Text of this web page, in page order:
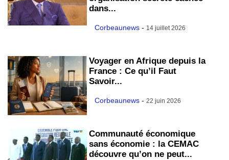
dans...
Corbeaunews - 14 juillet 2026
Voyager en Afrique depuis la
France : Ce qu’il Faut
Savoir...
Corbeaunews - 22 juin 2026
Communauté économique
sans économie : la CEMAC
découvre qu’on ne peut...